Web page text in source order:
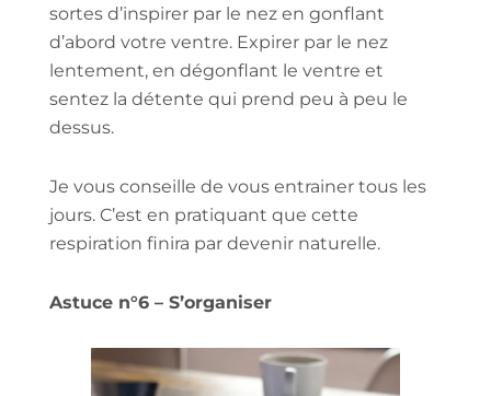
sortes d’inspirer par le nez en gonflant
d’abord votre ventre. Expirer par le nez
lentement, en dégonflant le ventre et
sentez la détente qui prend peu à peu le
dessus.
Je vous conseille de vous entrainer tous les
jours. C’est en pratiquant que cette
respiration finira par devenir naturelle.
Astuce n°6 – S’organiser